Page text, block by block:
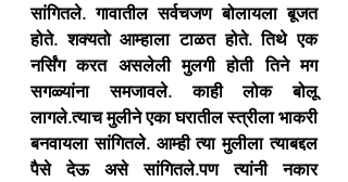
सांगितले. गावातील सर्वचजण बोलायला बूजत
होते. शक्यतो आम्हाला टाळत होते. तिथे एक
नर्सिंग करत असलेली मुलगी होती तिने मग
सगळ्यांना समजावले. काही लोक बोलू
लागले.त्याच मुलीने एका घरातील स्त्रीला भाकरी
बनवायला सांगितले. आम्ही त्या मुलीला त्याबद्दल
पैसे देऊ असे सांगितले.पण त्यांनी नकार